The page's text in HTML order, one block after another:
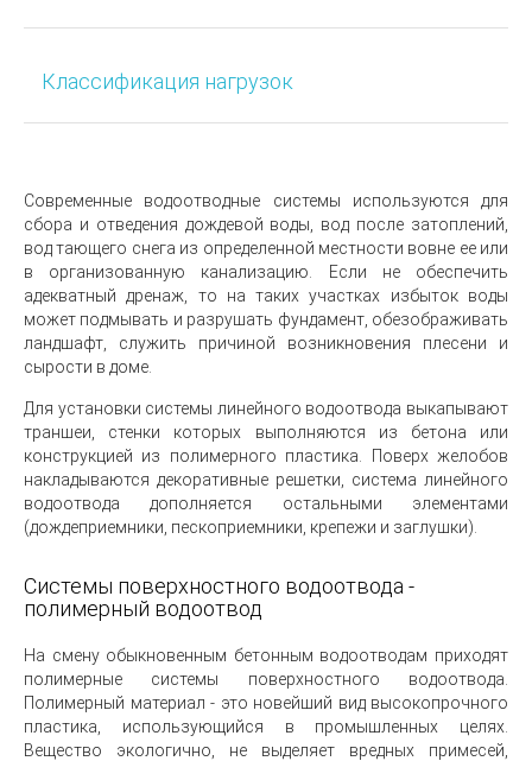
Классификация нагрузок
Современные водоотводные системы используются для
сбора и отведения дождевой воды, вод после затоплений,
вод тающего снега из определенной местности вовне ее или
в организованную канализацию. Если не обеспечить
адекватный дренаж, то на таких участках избыток воды
может подмывать и разрушать фундамент, обезображивать
ландшафт, служить причиной возникновения плесени и
сырости в доме.
Для установки системы линейного водоотвода выкапывают
траншеи, стенки которых выполняются из бетона или
конструкцией из полимерного пластика. Поверх желобов
накладываются декоративные решетки, система линейного
водоотвода дополняется остальными элементами
(дождеприемники, пескоприемники, крепежи и заглушки).
Системы поверхностного водоотвода -
полимерный водоотвод
На смену обыкновенным бетонным водоотводам приходят
полимерные системы поверхностного водоотвода.
Полимерный материал - это новейший вид высокопрочного
пластика, использующийся в промышленных целях.
Вещество экологично, не выделяет вредных примесей,